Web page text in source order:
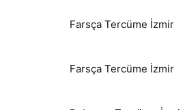
Farsça Tercüme İzmir
Farsça Tercüme İzmir